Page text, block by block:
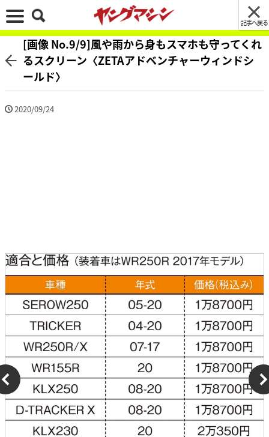
記事へ戻る
[画像 No.9/9]風や雨から身もスマホも守ってくれ
るスクリーン〈ZETAアドベンチャーウィンドシ
ールド〉
2020/09/24